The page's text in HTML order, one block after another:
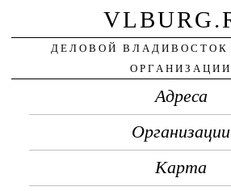
ДЕЛОВОЙ ВЛАДИВОСТОК
ОРГАНИЗАЦИИ
Адреса
Организации
Карта